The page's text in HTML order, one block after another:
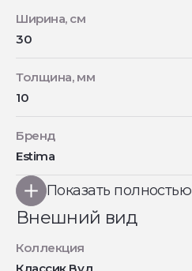
Ширина, см
30
Толщина, мм
10
Бренд
Estima
Показать полностью
Внешний вид
Коллекция